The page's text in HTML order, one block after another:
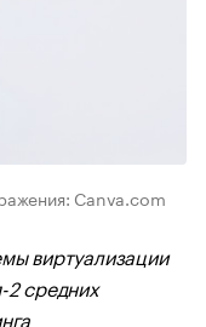
Canva.com
виртуализации
средних